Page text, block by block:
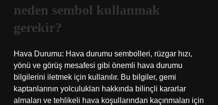
neden sembol kullanmak
gerekir?
Hava Durumu: Hava durumu sembolleri, rüzgar hızı,
yönü ve görüş mesafesi gibi önemli hava durumu
bilgilerini iletmek için kullanılır. Bu bilgiler, gemi
kaptanlarının yolculukları hakkında bilinçli kararlar
almaları ve tehlikeli hava koşullarından kaçınmaları için